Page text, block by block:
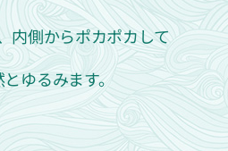
内側からポカポカして
ゆるみます。